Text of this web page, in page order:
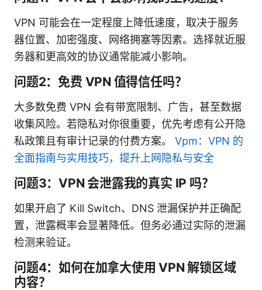
VPN 可能会在一定程度上降低速度，取决于服务
器位置、加密强度、网络拥塞等因素。选择就近服
务器和更高效的协议通常能减小影响。
问题2：免费 VPN 值得信任吗？
大多数免费 VPN 会有带宽限制、广告，甚至数据
收集风险。若隐私对你很重要，优先考虑有公开隐
私政策且有审计记录的付费方案。 Vpm：VPN 的
全面指南与实用技巧，提升上网隐私与安全
问题3：VPN 会泄露我的真实 IP 吗？
如果开启了 Kill Switch、DNS 泄漏保护并正确配
置，泄露概率会显著降低。但务必通过实际的泄漏
检测来验证。
问题4：如何在加拿大使用 VPN 解锁区域
内容？